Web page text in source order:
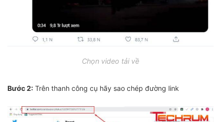
Chọn video tải về
Bước 2: Trên thanh công cụ hãy sao chép đường link